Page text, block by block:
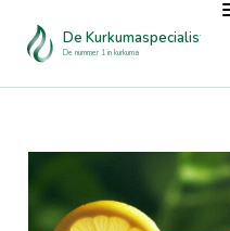
De Kurkumaspecialist
De nummer 1 in kurkuma